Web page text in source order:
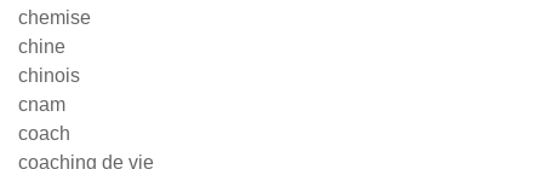
chemise
chine
chinois
cnam
coach
coaching de vie